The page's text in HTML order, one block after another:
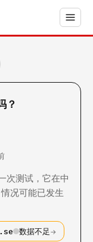
？
次测试，它在中
况可能已发生
数据不足 →